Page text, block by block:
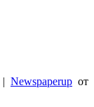
| Newspaperup от